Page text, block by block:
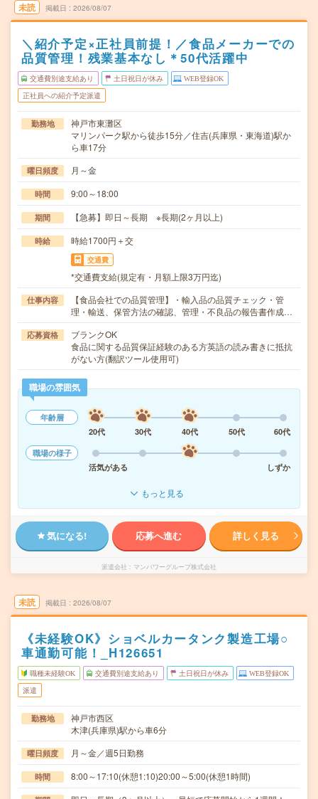
未読 掲載日 2026/08/07
＼紹介予定×正社員前提！／食品メーカーでの
品質管理！残業基本なし＊50代活躍中
交通費別途支給あり 土日祝日が休み WEB登録OK
正社員への紹介予定派遣
勤務地
神戸市東灘区
マリンパーク駅から徒歩15分／住吉(兵庫県・東海道)駅か
ら車17分
曜日頻度 月～金
時間 9:00～18:00
期間 【急募】即日～長期 ※長期(2ヶ月以上)
時給 時給1700円＋交
交通費
*交通費支給(規定有・月額上限3万円迄)
仕事内容
【食品会社での品質管理】・輸入品の品質チェック・管
理・輸送、保管方法の確認、管理・不良品の報告書作成…
応募資格
ブランクOK
食品に関する品質保証経験のある方英語の読み書きに抵抗
がない方(翻訳ツール使用可)
職場の雰囲気
年齢層
20代
30代 40代 50代
60代
職場の様子
活気がある
しずか
もっと見る
気になる! 応募へ進む 詳しく見る
派遣会社 マンパワーグループ株式会社
未読 掲載日 2026/08/07
《未経験OK》ショベルカータンク製造工場○
車通勤可能！_H126651
職種未経験OK 交通費別途支給あり 土日祝日が休み WEB登録OK
派遣
勤務地
神戸市西区
木津(兵庫県)駅から車6分
曜日頻度 月～金／週5日勤務
時間 8:00～17:10(休憩1:10)20:00～5:00(休憩1時間)